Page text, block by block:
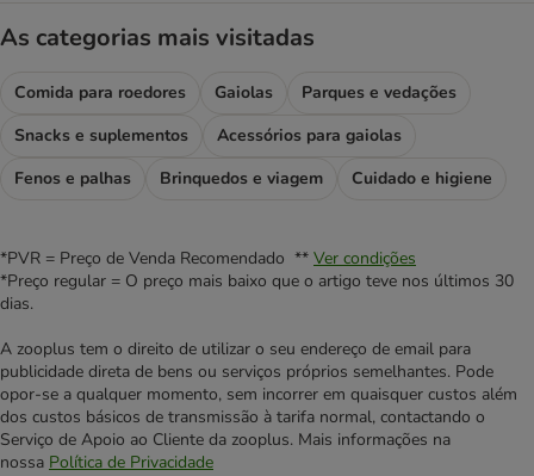
As categorias mais visitadas
Comida para roedores Gaiolas
Parques e vedações
Snacks e suplementos
Acessórios para gaiolas
Fenos e palhas
Brinquedos e viagem Cuidado e higiene
*PVR = Preço de Venda Recomendado ** Ver condições
*Preço regular = O preço mais baixo que o artigo teve nos últimos 30
dias.
A zooplus tem o direito de utilizar o seu endereço de email para
publicidade direta de bens ou serviços próprios semelhantes. Pode
opor-se a qualquer momento, sem incorrer em quaisquer custos além
dos custos básicos de transmissão à tarifa normal, contactando o
Serviço de Apoio ao Cliente da zooplus. Mais informações na
nossa Política de Privacidade